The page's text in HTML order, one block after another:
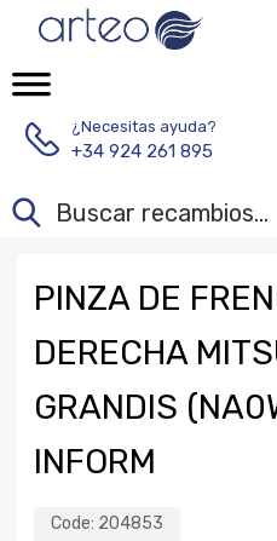
¿Necesitas ayuda?
+34 924 261 895
PINZA DE
DERECHA
GRANDIS
INFORM
Code: 204853